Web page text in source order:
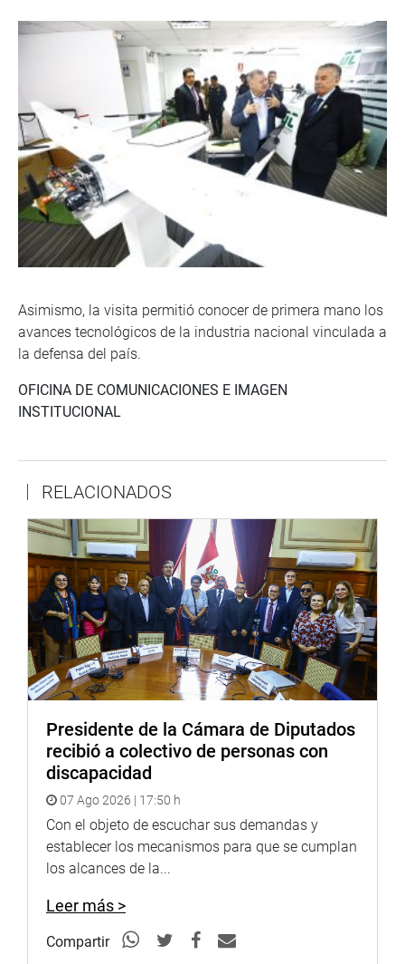
Asimismo, la visita permitió conocer de primera mano los
avances tecnológicos de la industria nacional vinculada a
la defensa del país.
OFICINA DE COMUNICACIONES E IMAGEN
INSTITUCIONAL
RELACIONADOS
Presidente de la Cámara de Diputados
recibió a colectivo de personas con
discapacidad
07 Ago 2026 | 17:50 h
Con el objeto de escuchar sus demandas y
establecer los mecanismos para que se cumplan
los alcances de la...
Leer más >
Compartir